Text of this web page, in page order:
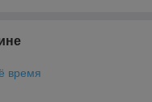
время